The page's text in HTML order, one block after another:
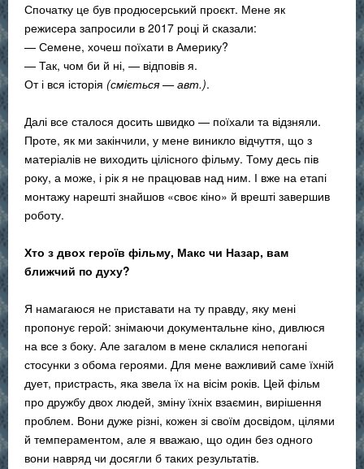
Спочатку це був продюсерський проєкт. Мене як
режисера запросили в 2017 році й сказали:
— Семене, хочеш поїхати в Америку?
— Так, чом би й ні, — відповів я.
От і вся історія (сміється — авт.).
Далі все сталося досить швидко — поїхали та відзняли.
Проте, як ми закінчили, у мене виникло відчуття, що з
матеріалів не виходить цілісного фільму. Тому десь пів
року, а може, і рік я не працював над ним. І вже на етапі
монтажу нарешті знайшов «своє кіно» й врешті завершив
роботу.
Хто з двох героїв фільму, Макс чи Назар, вам
ближчий по духу?
Я намагаюся не приставати на ту правду, яку мені
пропонує герой: знімаючи документальне кіно, дивлюся
на все з боку. Але загалом в мене склалися непогані
стосунки з обома героями. Для мене важливий саме їхній
дует, пристрасть, яка звела їх на вісім років. Цей фільм
про дружбу двох людей, зміну їхніх взаємин, вирішення
проблем. Вони дуже різні, кожен зі своїм досвідом, цілями
й темпераментом, але я вважаю, що один без одного
вони навряд чи досягли б таких результатів.